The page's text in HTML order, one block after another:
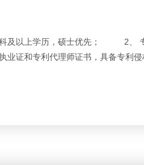
及以上学历，硕士优先；
2、
业证和专利代理师证书，具备专利